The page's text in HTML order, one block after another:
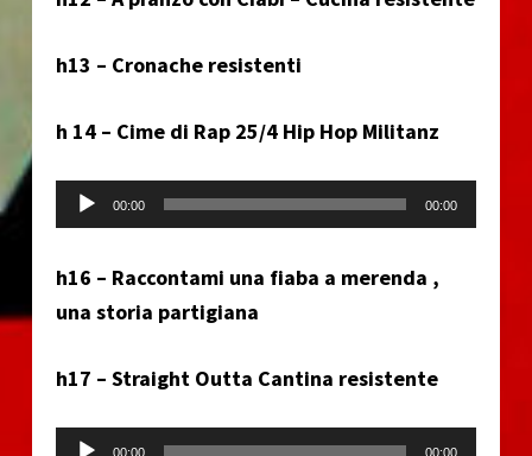
h13 – Cronache resistenti
h 14 – Cime di Rap 25/4 Hip Hop Militanz
Audio Player
00:00 00:00
h16 – Raccontami una fiaba a merenda ,
una storia partigiana
h17 – Straight Outta Cantina resistente
Audio Player
00:00 00:00